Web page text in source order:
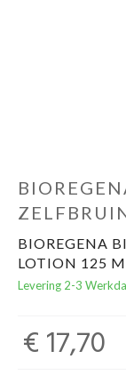
BIOREGENA
LOTION 125
Levering 2-3
€ 17,70